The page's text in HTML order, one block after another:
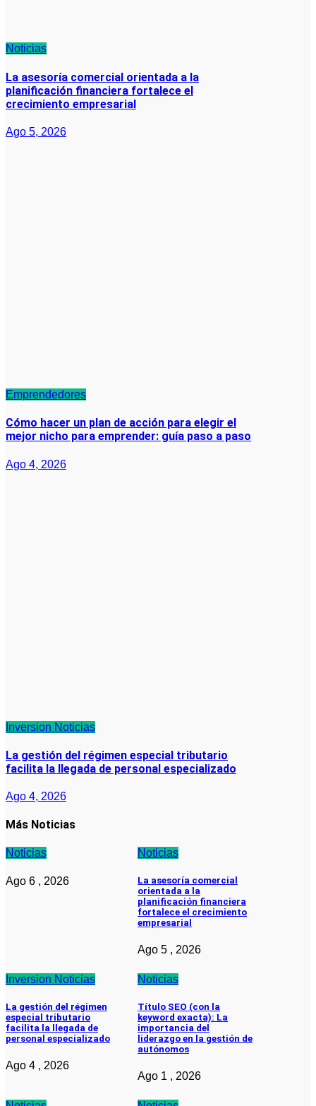
Noticias
La asesoría comercial orientada a la
planificación financiera fortalece el
crecimiento empresarial
Ago 5, 2026
Emprendedores
Cómo hacer un plan de acción para elegir el
mejor nicho para emprender: guía paso a paso
Ago 4, 2026
Inversion Noticias
La gestión del régimen especial tributario
facilita la llegada de personal especializado
Ago 4, 2026
Más Noticias
Noticias
Ago 6 , 2026
Noticias
La asesoría comercial
orientada a la
planificación financiera
fortalece el crecimiento
empresarial
Ago 5 , 2026
Inversion Noticias
La gestión del régimen
especial tributario
facilita la llegada de
personal especializado
Ago 4 , 2026
Noticias
Título SEO (con la
keyword exacta): La
importancia del
liderazgo en la gestión de
autónomos
Ago 1 , 2026